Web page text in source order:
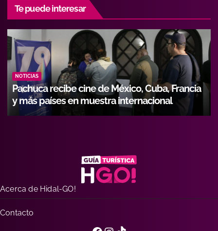
Te puede interesar
NOTICIAS
Hidalgo fortalece formación de
con alianza entre Icathi y GEMI
Acerca de Hidal-GO!
Contacto